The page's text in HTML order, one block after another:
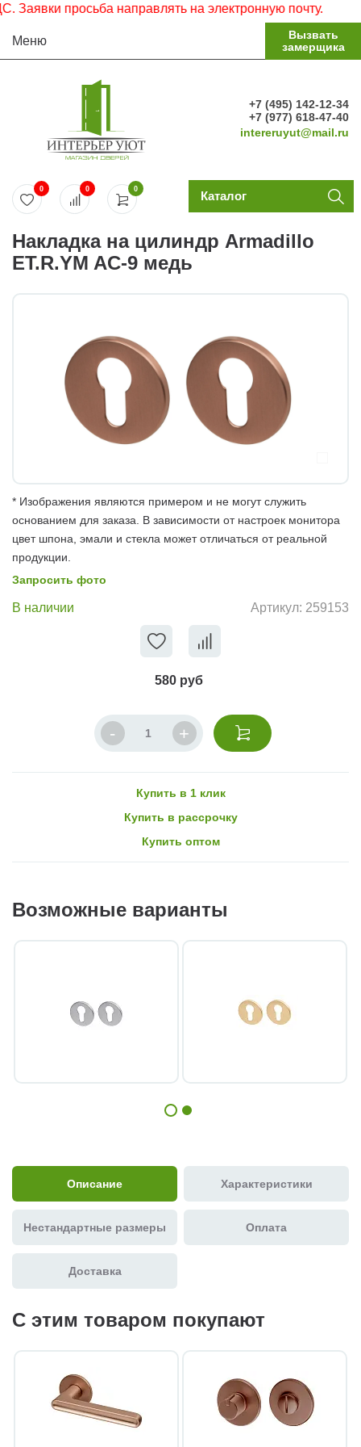
просьба направлять на электронную почту.
Меню
Вызвать
замерщика
+7 (495) 142-12-34
+7 (977) 618-47-40
intereruyut@mail.ru
0
0 0 Каталог
Накладка на цилиндр Armadillo
ET.R.YM AC-9 медь
* Изображения являются примером и не могут служить
основанием для заказа. В зависимости от настроек монитора
цвет шпона, эмали и стекла может отличаться от реальной
продукции.
Запросить фото
В наличии Артикул: 259153
580 руб
Купить в 1 клик
Купить в рассрочку
Купить оптом
Возможные варианты
Описание Характеристики
Нестандартные размеры Оплата
Доставка
С этим товаром покупают